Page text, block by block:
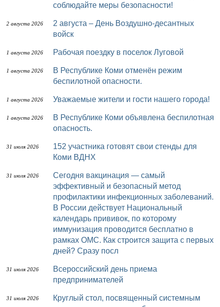
соблюдайте меры безопасности!
2 августа 2026
2 августа – День Воздушно-десантных
войск
1 августа 2026 Рабочая поездку в поселок Луговой
1 августа 2026
В Республике Коми отменён режим
беспилотной опасности.
1 августа 2026 Уважаемые жители и гости нашего города!
1 августа 2026
В Республике Коми объявлена беспилотная
опасность.
31 июля 2026
152 участника готовят свои стенды для
Коми ВДНХ
31 июля 2026
Сегодня вакцинация — самый
эффективный и безопасный метод
профилактики инфекционных заболеваний.
В России действует Национальный
календарь прививок, по которому
иммунизация проводится бесплатно в
рамках ОМС. Как строится защита с первых
дней? Сразу посл
31 июля 2026
Всероссийский день приема
предпринимателей
31 июля 2026
Круглый стол, посвященный системным